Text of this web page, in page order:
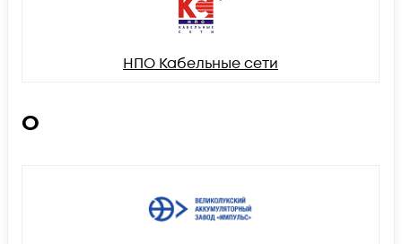
НПО Кабельные сети
О